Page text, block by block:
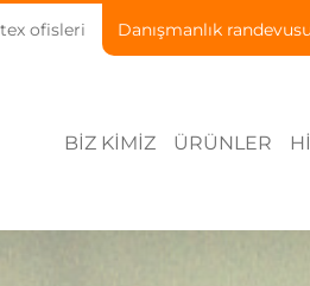
ofisleri Danışmanlık
BIZ KIMIZ ÜRÜNLER